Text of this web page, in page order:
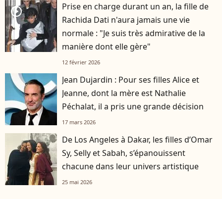
player2
Prise en charge durant un an, la fille de
Rachida Dati n'aura jamais une vie
normale : "Je suis très admirative de la
manière dont elle gère"
12 février 2026
Jean Dujardin : Pour ses filles Alice et
Jeanne, dont la mère est Nathalie
Péchalat, il a pris une grande décision
17 mars 2026
De Los Angeles à Dakar, les filles d’Omar
Sy, Selly et Sabah, s’épanouissent
chacune dans leur univers artistique
25 mai 2026